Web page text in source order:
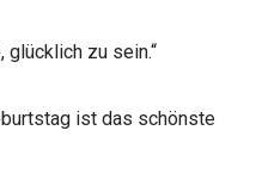
glücklich zu sein.“
ist das schönste